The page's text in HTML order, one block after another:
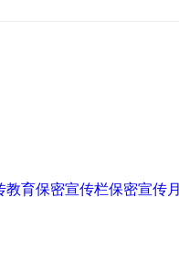
教育保密宣传栏保密宣传月